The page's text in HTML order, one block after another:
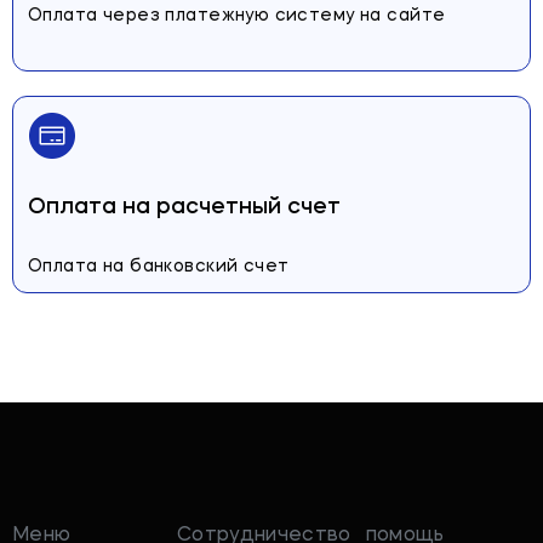
Оплата через платежную систему на сайте
Оплата на расчетный счет
Оплата на банковский счет
Меню Сотрудничество помощь